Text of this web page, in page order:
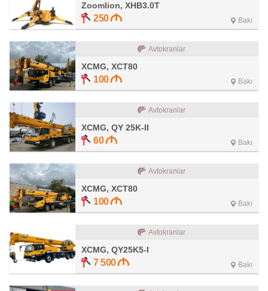
Zoomlion, XHB3.0T
250 Bakı
Avtokranlar
XCMG, XCT80
100 Bakı
Avtokranlar
XCMG, QY 25K-II
60 Bakı
Avtokranlar
XCMG, XCT80
100 Bakı
Avtokranlar
XCMG, QY25K5-I
7 500 Bakı